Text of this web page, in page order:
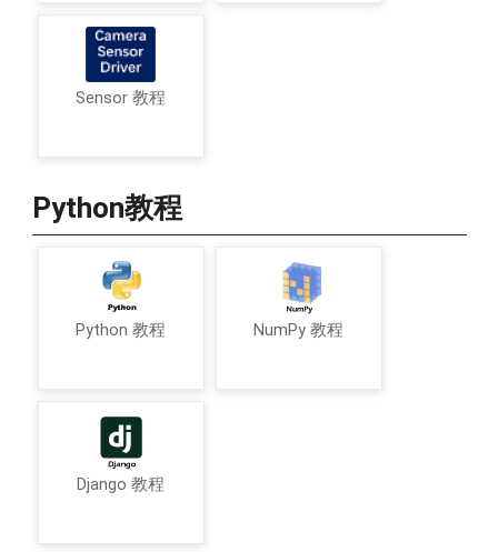
Sensor 教程
Python教程
Python 教程 NumPy 教程
Django 教程